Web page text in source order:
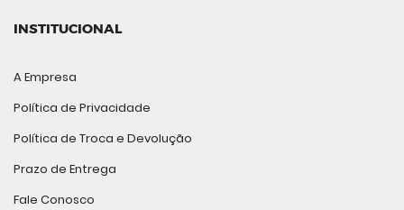
INSTITUCIONAL
A Empresa
Política de Privacidade
Política de Troca e Devolução
Prazo de Entrega
Fale Conosco